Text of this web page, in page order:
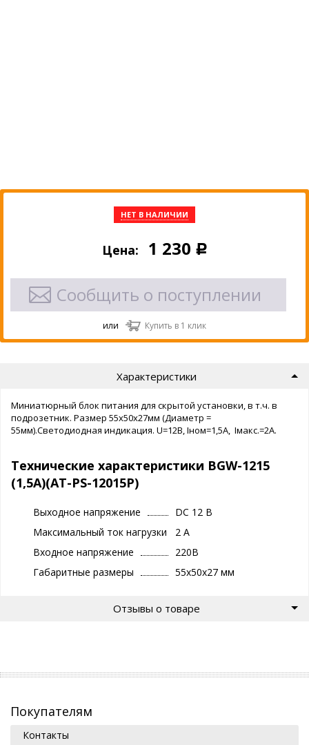
НЕТ В НАЛИЧИИ
Цена: 1 230 Р
Сообщить о поступлении
или Купить в 1 клик
Характеристики
Миниатюрный блок питания для скрытой установки, в т.ч. в
подрозетник. Размер 55х50х27мм (Диаметр =
55мм).Светодиодная индикация. U=12B, Iном=1,5А, Iмакс.=2А.
Технические характеристики BGW-1215
(1,5А)(AT-PS-12015Р)
Выходное напряжение
DC 12 В
Максимальный ток нагрузки
2 A
Входное напряжение
220В
Габаритные размеры
55х50х27 мм
Отзывы о товаре
Покупателям
Контакты